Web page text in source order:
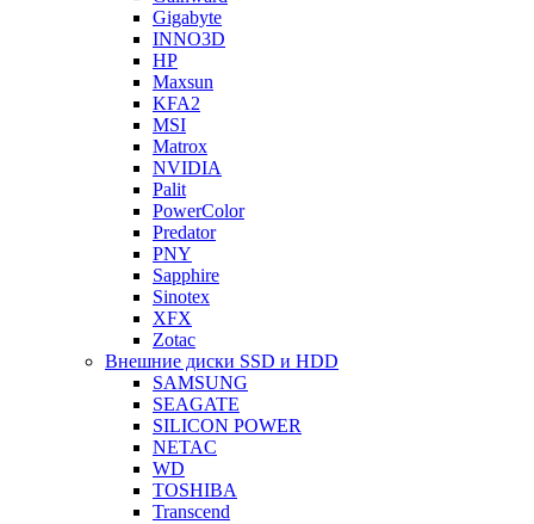
Gigabyte
INNO3D
HP
Maxsun
KFA2
MSI
Matrox
NVIDIA
Palit
PowerColor
Predator
PNY
Sapphire
Sinotex
XFX
Zotac
Внешние диски SSD и HDD
SAMSUNG
SEAGATE
SILICON POWER
NETAC
WD
TOSHIBA
Transcend